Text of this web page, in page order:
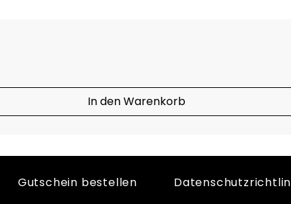
In den Warenkorb
Gutschein bestellen